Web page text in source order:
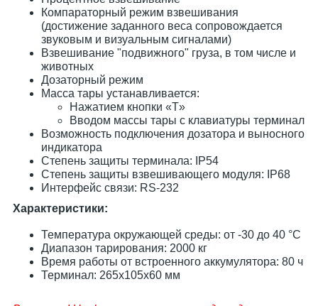
Компараторный режим взвешивания
(достижение заданного веса сопровождается
звуковым и визуальным сигналами)
Взвешивание "подвижного" груза, в том числе и
животных
Дозаторный режим
Масса тары устанавливается:
Нажатием кнопки «T»
Вводом массы тары с клавиатуры терминал
Возможность подключения дозатора и выносного
индикатора
Степень защиты терминала: IP54
Степень защиты взвешивающего модуля: IP68
Интерфейс связи: RS-232
Характеристики:
Температура окружающей среды: от -30 до 40 °С
Диапазон тарирования: 2000 кг
Время работы от встроенного аккумулятора: 80 ч
Терминал: 265х105х60 мм